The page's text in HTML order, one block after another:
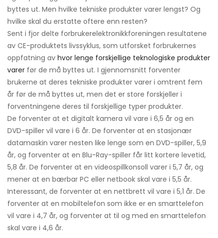
byttes ut. Men hvilke tekniske produkter varer lengst? Og
hvilke skal du erstatte oftere enn resten?
Sent i fjor delte forbrukerelektronikkforeningen resultatene
av CE-produktets livssyklus, som utforsket forbrukernes
oppfatning av hvor lenge forskjellige teknologiske produkter
varer før de må byttes ut. I gjennomsnitt forventer
brukerne at deres tekniske produkter varer i omtrent fem
år før de må byttes ut, men det er store forskjeller i
forventningene deres til forskjellige typer produkter.
De forventer at et digitalt kamera vil vare i 6,5 år og en
DVD-spiller vil vare i 6 år. De forventer at en stasjonær
datamaskin varer nesten like lenge som en DVD-spiller, 5,9
år, og forventer at en Blu-Ray-spiller får litt kortere levetid,
5,8 år. De forventer at en videospillkonsoll varer i 5,7 år, og
mener at en bærbar PC eller netbook skal vare i 5,5 år.
Interessant, de forventer at en nettbrett vil vare i 5,1 år. De
forventer at en mobiltelefon som ikke er en smarttelefon
vil vare i 4,7 år, og forventer at til og med en smarttelefon
skal vare i 4,6 år.